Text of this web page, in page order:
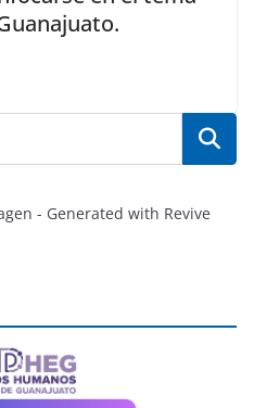
- Generated with Revive